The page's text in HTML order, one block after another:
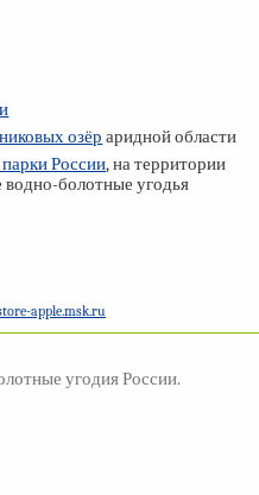
озёр аридной области
России, на территории
болотные угодья
apple.msk.ru
угодия России.